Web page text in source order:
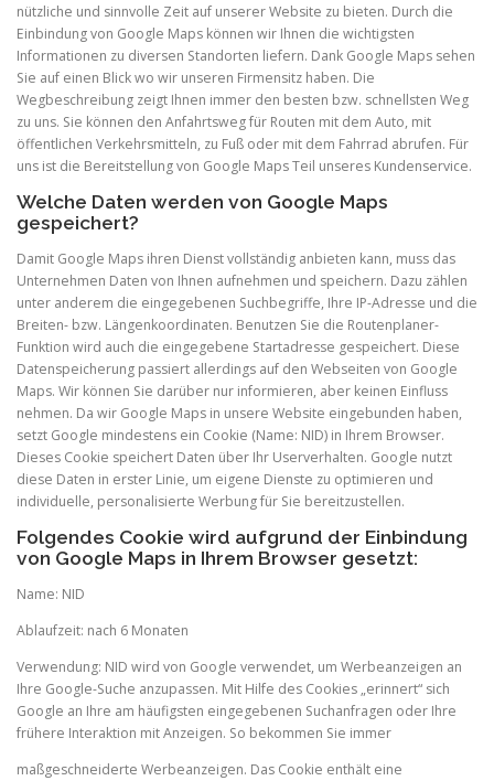
nützliche und sinnvolle Zeit auf unserer Website zu bieten. Durch die
Einbindung von Google Maps können wir Ihnen die wichtigsten
Informationen zu diversen Standorten liefern. Dank Google Maps sehen
Sie auf einen Blick wo wir unseren Firmensitz haben. Die
Wegbeschreibung zeigt Ihnen immer den besten bzw. schnellsten Weg
zu uns. Sie können den Anfahrtsweg für Routen mit dem Auto, mit
öffentlichen Verkehrsmitteln, zu Fuß oder mit dem Fahrrad abrufen. Für
uns ist die Bereitstellung von Google Maps Teil unseres Kundenservice.
Welche Daten werden von Google Maps
gespeichert?
Damit Google Maps ihren Dienst vollständig anbieten kann, muss das
Unternehmen Daten von Ihnen aufnehmen und speichern. Dazu zählen
unter anderem die eingegebenen Suchbegriffe, Ihre IP-Adresse und die
Breiten- bzw. Längenkoordinaten. Benutzen Sie die Routenplaner-
Funktion wird auch die eingegebene Startadresse gespeichert. Diese
Datenspeicherung passiert allerdings auf den Webseiten von Google
Maps. Wir können Sie darüber nur informieren, aber keinen Einfluss
nehmen. Da wir Google Maps in unsere Website eingebunden haben,
setzt Google mindestens ein Cookie (Name: NID) in Ihrem Browser.
Dieses Cookie speichert Daten über Ihr Userverhalten. Google nutzt
diese Daten in erster Linie, um eigene Dienste zu optimieren und
individuelle, personalisierte Werbung für Sie bereitzustellen.
Folgendes Cookie wird aufgrund der Einbindung
von Google Maps in Ihrem Browser gesetzt:
Name: NID
Ablaufzeit: nach 6 Monaten
Verwendung: NID wird von Google verwendet, um Werbeanzeigen an
Ihre Google-Suche anzupassen. Mit Hilfe des Cookies „erinnert“ sich
Google an Ihre am häufigsten eingegebenen Suchanfragen oder Ihre
frühere Interaktion mit Anzeigen. So bekommen Sie immer
maßgeschneiderte Werbeanzeigen. Das Cookie enthält eine